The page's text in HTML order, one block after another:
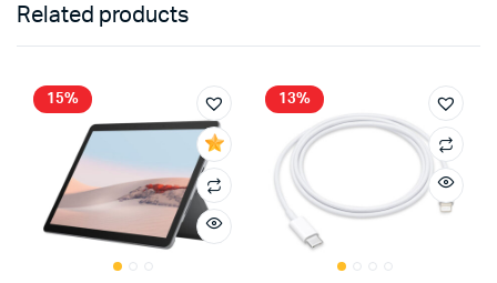
Related products
15% 13%